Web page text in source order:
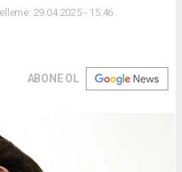
29.04.2025 - 15:46
ABONE OL